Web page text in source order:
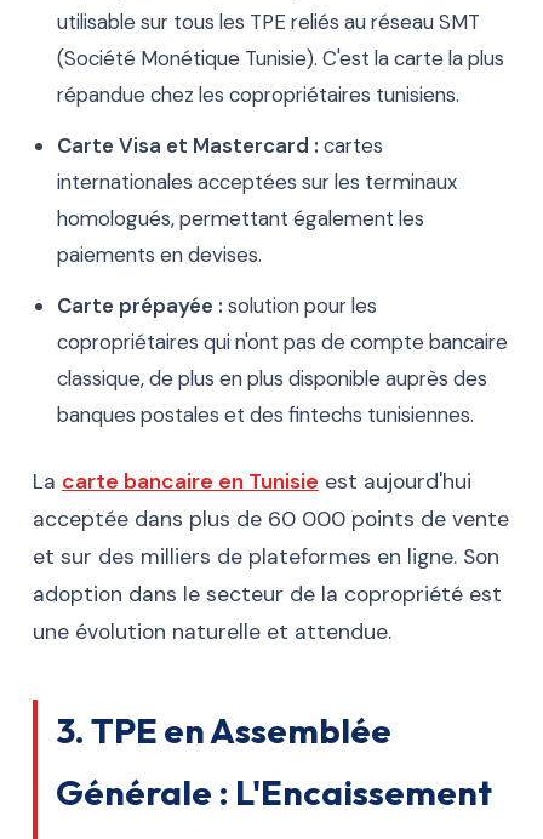
utilisable sur tous les TPE reliés au réseau SMT
(Société Monétique Tunisie). C'est la carte la plus
répandue chez les copropriétaires tunisiens.
Carte Visa et Mastercard : cartes
internationales acceptées sur les terminaux
homologués, permettant également les
paiements en devises.
Carte prépayée : solution pour les
copropriétaires qui n'ont pas de compte bancaire
classique, de plus en plus disponible auprès des
banques postales et des fintechs tunisiennes.
La carte bancaire en Tunisie est aujourd'hui
acceptée dans plus de 60 000 points de vente
et sur des milliers de plateformes en ligne. Son
adoption dans le secteur de la copropriété est
une évolution naturelle et attendue.
3. TPE en Assemblée
Générale : L'Encaissement